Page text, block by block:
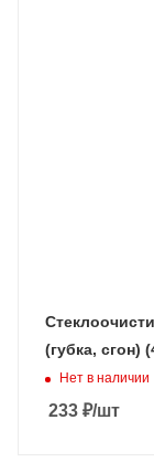
(губка, сгон)
Нет в наличии
233 ₽/шт